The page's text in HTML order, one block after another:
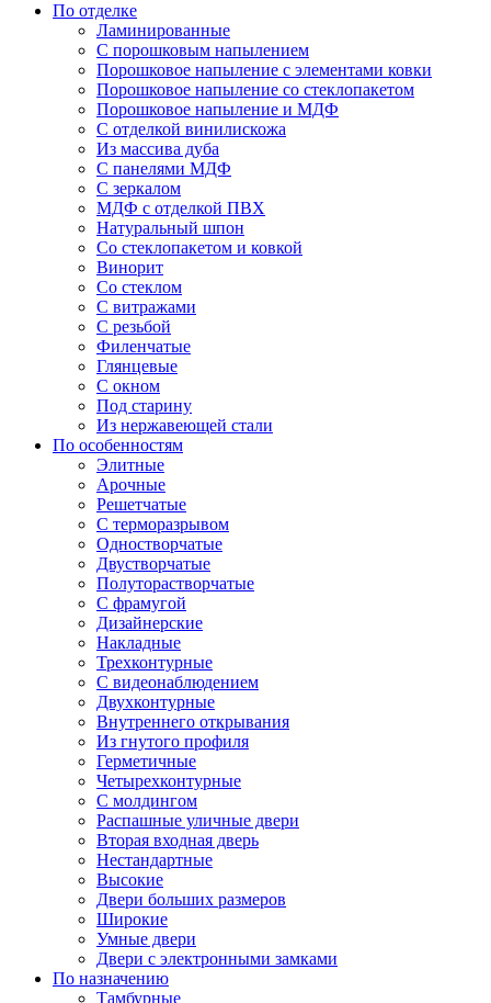
По отделке
Ламинированные
С порошковым напылением
Порошковое напыление с элементами ковки
Порошковое напыление со стеклопакетом
Порошковое напыление и МДФ
С отделкой винилискожа
Из массива дуба
С панелями МДФ
С зеркалом
МДФ с отделкой ПВХ
Натуральный шпон
Со стеклопакетом и ковкой
Винорит
Со стеклом
С витражами
С резьбой
Филенчатые
Глянцевые
С окном
Под старину
Из нержавеющей стали
По особенностям
Элитные
Арочные
Решетчатые
С терморазрывом
Одностворчатые
Двустворчатые
Полуторастворчатые
С фрамугой
Дизайнерские
Накладные
Трехконтурные
С видеонаблюдением
Двухконтурные
Внутреннего открывания
Из гнутого профиля
Герметичные
Четырехконтурные
С молдингом
Распашные уличные двери
Вторая входная дверь
Нестандартные
Высокие
Двери больших размеров
Широкие
Умные двери
Двери с электронными замками
По назначению
Тамбурные